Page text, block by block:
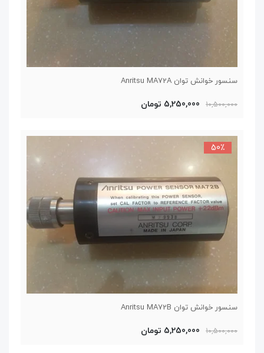
سنسور خوانش توان Anritsu MA72A
10,500,000 5,250,000 تومان
سنسور خوانش توان Anritsu MA72B
50٪
10,500,000 5,250,000 تومان